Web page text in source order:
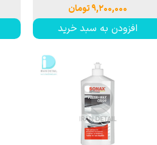
۹,۲۰۰,۰۰۰ تومان
افزودن به سبد خرید